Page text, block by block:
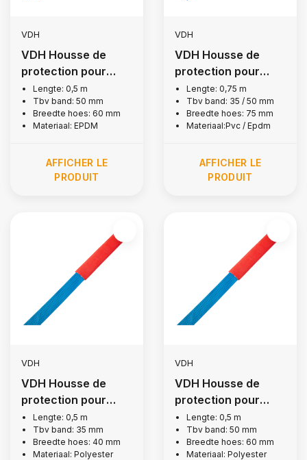
VDH
VDH Housse de
protection pour
sangle d'arrimage
50 mm
Lengte: 0,5 m
Tbv band: 50 mm
Breedte hoes: 60 mm
Materiaal: EPDM
AFFICHER LE
PRODUIT
VDH
VDH Housse de
protection pour
sangle d'arrimage
50 mm
Lengte: 0,75 m
Tbv band: 35 / 50 mm
Breedte hoes: 75 mm
Materiaal:Pvc / Epdm
AFFICHER LE
PRODUIT
VDH
VDH Housse de
protection pour
sangle d'arrimage
de 35 mm, 0,5 m
Lengte: 0,5 m
Tbv band: 35 mm
Breedte hoes: 40 mm
Materiaal: Polyester
VDH
VDH Housse de
protection pour
sangle d'arrimage
de 50 mm, 0,5 m
Lengte: 0,5 m
Tbv band: 50 mm
Breedte hoes: 60 mm
Materiaal: Polyester